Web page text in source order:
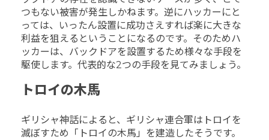
つもない被害が発生しかねます。逆にハッカーにと
っては、いったん設置に成功さえすれば楽に大きな
利益を狙えるということになるのです。そのためハ
ッカーは、バックドアを設置するため様々な手段を
駆使します。代表的な2つの手段を見てみましょう。
トロイの木馬
ギリシャ神話によると、ギリシャ連合軍はトロイを
滅ぼすため「トロイの木馬」を建造したそうです。